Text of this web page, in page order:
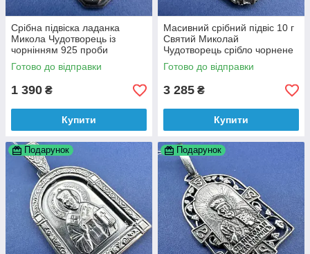
Срібна підвіска ладанка
Микола Чудотворець із
чорнінням 925 проби
Готово до відправки
1 390 ₴
Купити
Масивний срібний підвіс 10 г
Святий Миколай
Чудотворець срібло чорнене
925 проба
Готово до відправки
3 285 ₴
Купити
Подарунок Подарунок